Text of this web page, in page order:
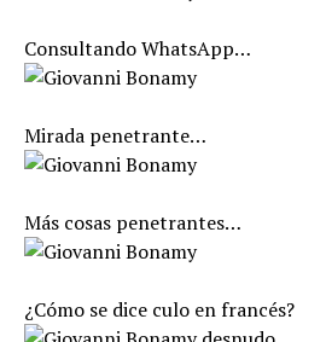
Consultando WhatsApp…
Mirada penetrante…
Más cosas penetrantes…
¿Cómo se dice culo en francés?